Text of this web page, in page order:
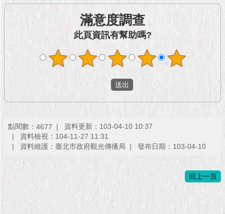
滿意度調查
此頁資訊有幫助嗎?
點閱數： 4677
資料更新：103-04-10 10:37
資料檢視：104-11-27 11:31
資料維護：臺北市政府觀光傳播局
發布日期：103-04-10
回上一頁